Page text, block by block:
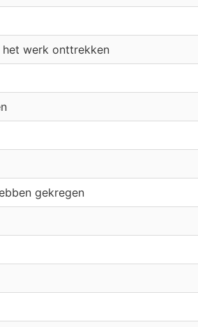
het werk onttrekken
gekregen